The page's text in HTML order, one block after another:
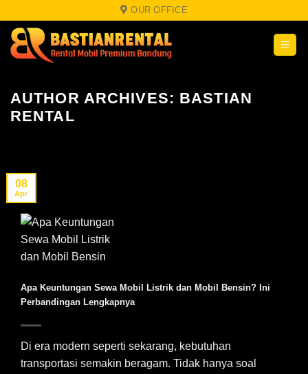
content
OUR OFFICE
AUTHOR ARCHIVES: BASTIAN
RENTAL
Apa Keuntungan Sewa Mobil Listrik dan Mobil Bensin? Ini
Perbandingan Lengkapnya
Di era modern seperti sekarang, kebutuhan
transportasi semakin beragam. Tidak hanya soal
08
Apr